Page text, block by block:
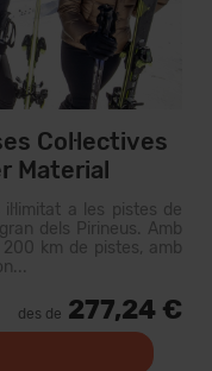
Col·lectives
Material
a les pistes de
dels Pirineus. Amb
km de pistes, amb
des de 277,24 €